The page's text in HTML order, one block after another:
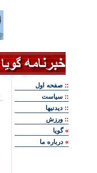
:: صفحه اول
:: سياست
:: ديدنيها
:: ورزش
»گويا
» درباره ما